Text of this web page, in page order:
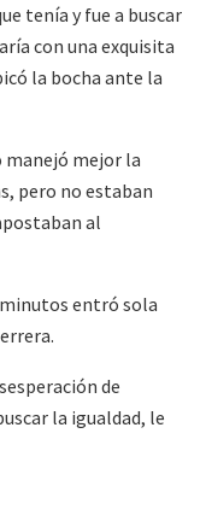
tenía y fue a buscar
con una exquisita
la bocha ante la
mejor la
pero no estaban
al
entró sola
de
la igualdad, le